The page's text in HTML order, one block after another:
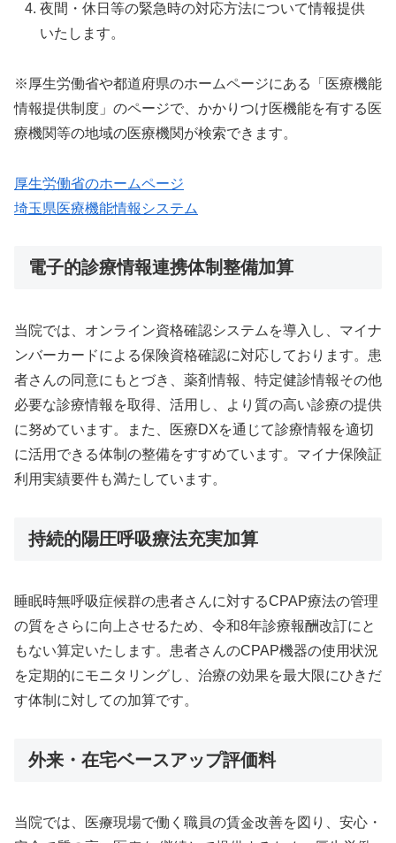
夜間・休日等の緊急時の対応方法について情報提供
いたします。
※厚生労働省や都道府県のホームページにある「医療機能
情報提供制度」のページで、かかりつけ医機能を有する医
療機関等の地域の医療機関が検索できます。
厚生労働省のホームページ
埼玉県医療機能情報システム
電子的診療情報連携体制整備加算
当院では、オンライン資格確認システムを導入し、マイナ
ンバーカードによる保険資格確認に対応しております。患
者さんの同意にもとづき、薬剤情報、特定健診情報その他
必要な診療情報を取得、活用し、より質の高い診療の提供
に努めています。また、医療DXを通じて診療情報を適切
に活用できる体制の整備をすすめています。マイナ保険証
利用実績要件も満たしています。
持続的陽圧呼吸療法充実加算
睡眠時無呼吸症候群の患者さんに対するCPAP療法の管理
の質をさらに向上させるため、令和8年診療報酬改訂にと
もない算定いたします。患者さんのCPAP機器の使用状況
を定期的にモニタリングし、治療の効果を最大限にひきだ
す体制に対しての加算です。
外来・在宅ベースアップ評価料
当院では、医療現場で働く職員の賃金改善を図り、安心・